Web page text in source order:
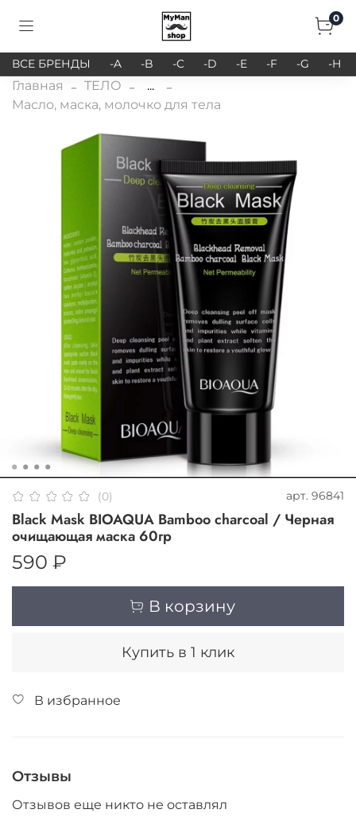
0
ВСЕ БРЕНДЫ -A -B -C -D -E -F -G -H
Главная ТЕЛО
...
Масло, маска, молочко для тела
(0) арт. 96841
Black Mask BIOAQUA Bamboo charcoal / Черная
очищающая маска 60гр
590 ₽
В корзину
Купить в 1 клик
В избранное
Отзывы
Отзывов еще никто не оставлял